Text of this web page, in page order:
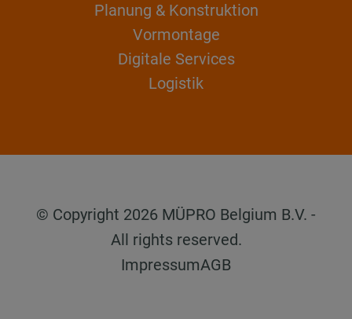
Planung & Konstruktion
Vormontage
Digitale Services
Logistik
© Copyright 2026 MÜPRO Belgium B.V. -
All rights reserved.
ImpressumAGB